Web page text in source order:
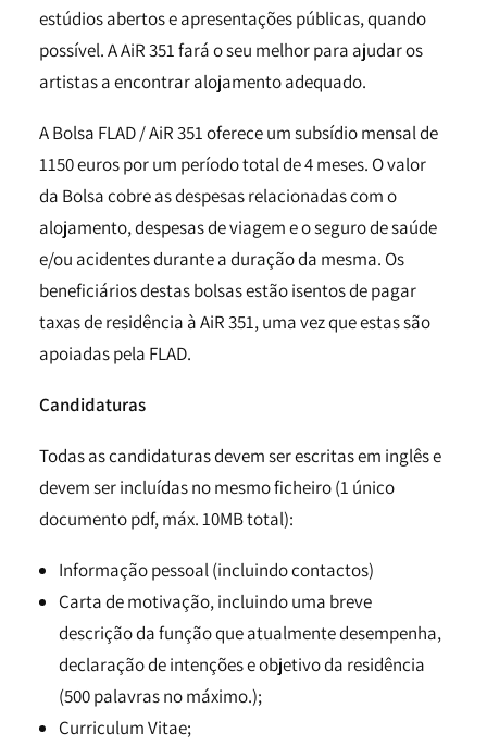
estúdios abertos e apresentações públicas, quando
possível. A AiR 351 fará o seu melhor para ajudar os
artistas a encontrar alojamento adequado.
A Bolsa FLAD / AiR 351 oferece um subsídio mensal de
1150 euros por um período total de 4 meses. O valor
da Bolsa cobre as despesas relacionadas com o
alojamento, despesas de viagem e o seguro de saúde
e/ou acidentes durante a duração da mesma. Os
beneficiários destas bolsas estão isentos de pagar
taxas de residência à AiR 351, uma vez que estas são
apoiadas pela FLAD.
Candidaturas
Todas as candidaturas devem ser escritas em inglês e
devem ser incluídas no mesmo ficheiro (1 único
documento pdf, máx. 10MB total):
Informação pessoal (incluindo contactos)
Carta de motivação, incluindo uma breve
descrição da função que atualmente desempenha,
declaração de intenções e objetivo da residência
(500 palavras no máximo.);
Curriculum Vitae;